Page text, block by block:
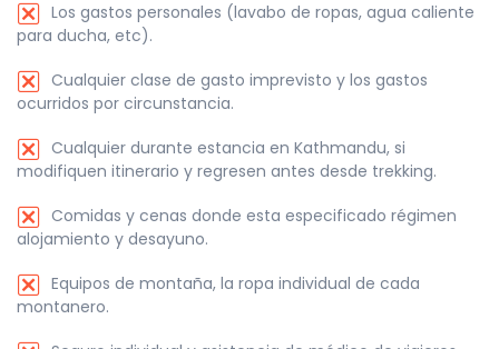
Los gastos personales (lavabo de ropas, agua caliente
para ducha, etc).
Cualquier clase de gasto imprevisto y los gastos
ocurridos por circunstancia.
Cualquier durante estancia en Kathmandu, si
modifiquen itinerario y regresen antes desde trekking.
Comidas y cenas donde esta especificado régimen
alojamiento y desayuno.
Equipos de montaña, la ropa individual de cada
montanero.